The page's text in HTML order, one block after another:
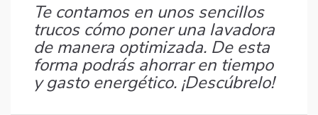
Subtítulo
Te contamos en unos sencillos
trucos cómo poner una lavadora
de manera optimizada. De esta
forma podrás ahorrar en tiempo
y gasto energético. ¡Descúbrelo!